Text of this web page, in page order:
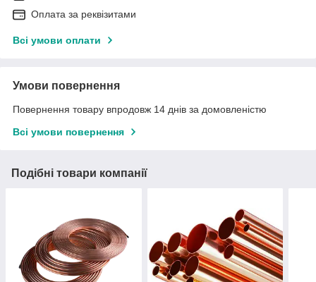
Оплата за реквізитами
Всі умови оплати
Умови повернення
Повернення товару впродовж 14 днів за домовленістю
Всі умови повернення
Подібні товари компанії